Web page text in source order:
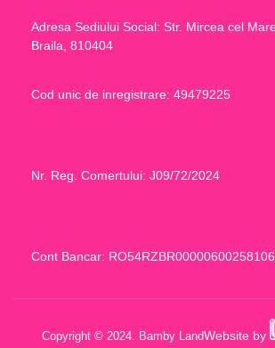
Adresa Sediului Social: Str. Mircea cel
Braila, 810404
Cod unic de inregistrare: 49479225
Nr. Reg. Comertului: J09/72/2024
Cont Bancar:
Copyright © 2024. Bamby LandWebsite by